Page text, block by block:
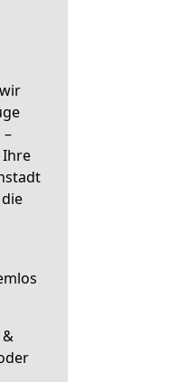
Ihre
&